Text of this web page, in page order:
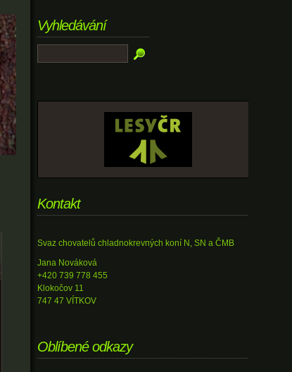
Vyhledávání
Kontakt
Svaz chovatelů chladnokrevných koní N, SN a ČMB
Jana Nováková
+420 739 778 455
Klokočov 11
747 47 VÍTKOV
Oblíbené odkazy